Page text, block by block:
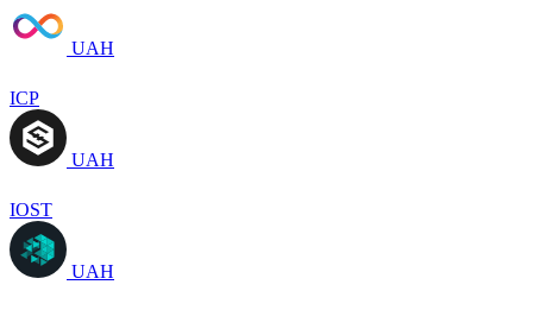
UAH
ICP
UAH
IOST
UAH